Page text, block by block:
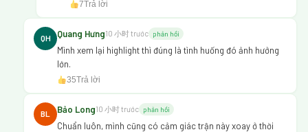
7Trả lời
QH Quang Hưng10 小时 trước phản hồi
Mình xem lại highlight thì đúng là tình huống đó ảnh hưởng
lớn.
35Trả lời
BL Bảo Long10 小时 trước phản hồi
Chuẩn luôn, mình cũng có cảm giác trận này xoay ở thời